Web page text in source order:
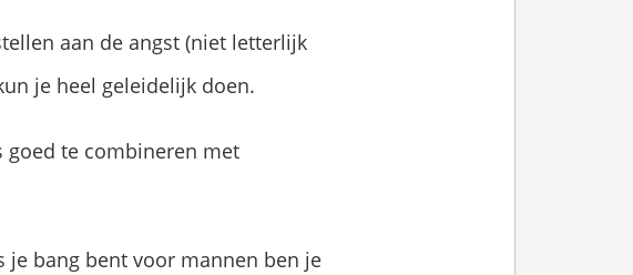
aan de angst (niet letterlijk
je heel geleidelijk doen.
goed te combineren met
je bang bent voor mannen ben je